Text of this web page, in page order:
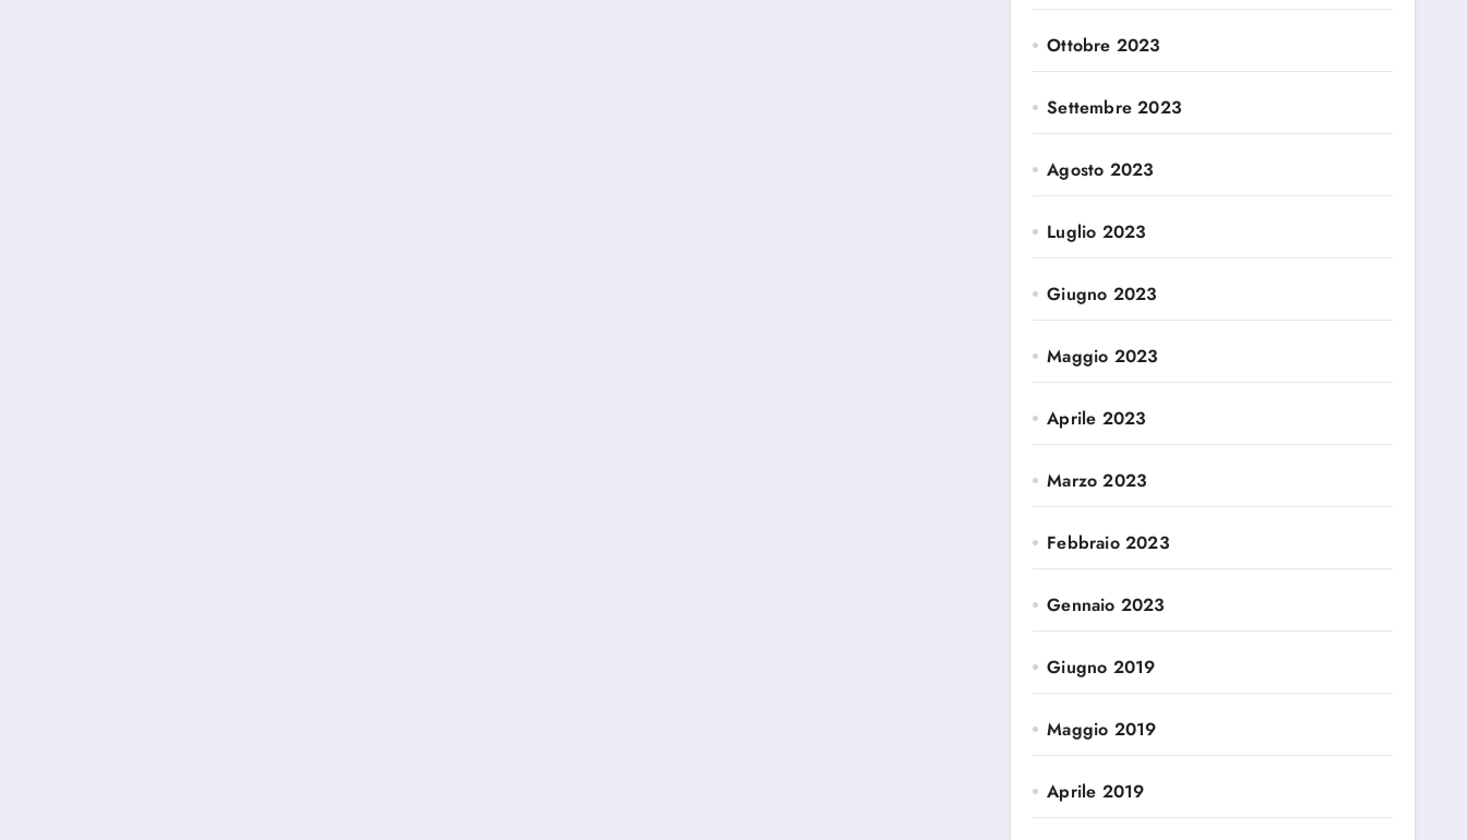
Ottobre 2023
Settembre 2023
Agosto 2023
Luglio 2023
Giugno 2023
Maggio 2023
Aprile 2023
Marzo 2023
Febbraio 2023
Gennaio 2023
Giugno 2019
Maggio 2019
Aprile 2019